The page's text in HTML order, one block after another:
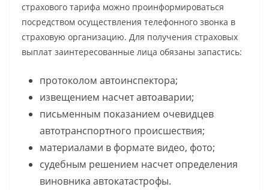
страхового тарифа можно проинформироваться
посредством осуществления телефонного звонка в
страховую организацию. Для получения страховых
выплат заинтересованные лица обязаны запастись:
протоколом автоинспектора;
извещением насчет автоаварии;
письменным показанием очевидцев
автотранспортного происшествия;
материалами в формате видео, фото;
судебным решением насчет определения
виновника автокатастрофы.